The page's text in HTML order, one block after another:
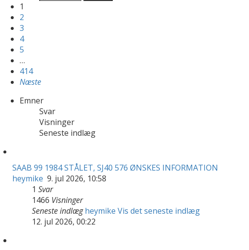
1
2
3
4
5
…
414
Næste
Emner
Svar
Visninger
Seneste indlæg
SAAB 99 1984 STÅLET, SJ40 576 ØNSKES INFORMATION
heymike 9. jul 2026, 10:58
1 Svar
1466 Visninger
Seneste indlægheymike Vis det seneste indlæg
12. jul 2026, 00:22